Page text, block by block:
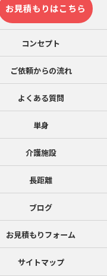
お見積もりはこちら
コンセプト
ご依頼からの流れ
よくある質問
単身
介護施設
長距離
ブログ
お見積もりフォーム
サイトマップ